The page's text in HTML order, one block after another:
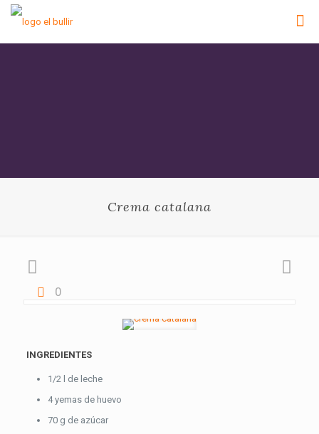
Crema catalana
0
INGREDIENTES
1/2 l de leche
4 yemas de huevo
70 g de azúcar